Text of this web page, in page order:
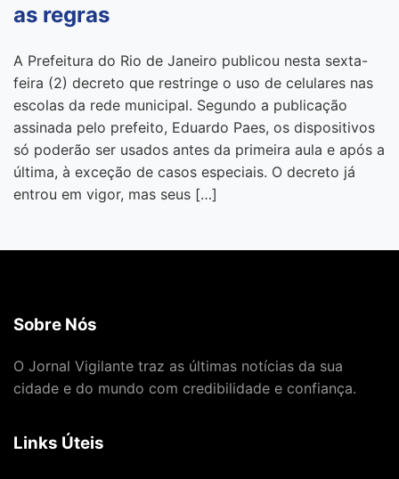
as regras
A Prefeitura do Rio de Janeiro publicou nesta sexta-
feira (2) decreto que restringe o uso de celulares nas
escolas da rede municipal. Segundo a publicação
assinada pelo prefeito, Eduardo Paes, os dispositivos
só poderão ser usados antes da primeira aula e após a
última, à exceção de casos especiais. O decreto já
entrou em vigor, mas seus […]
Sobre Nós
O Jornal Vigilante traz as últimas notícias da sua
cidade e do mundo com credibilidade e confiança.
Links Úteis